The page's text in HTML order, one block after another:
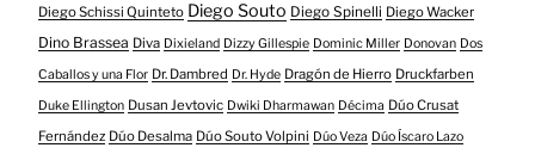
Diego Schissi Quinteto Diego Souto Diego Spinelli Diego Wacker
Dino Brassea Diva Dixieland Dizzy Gillespie Dominic Miller Donovan Dos
Caballos y una Flor Dr. Dambred Dr. Hyde Dragón de Hierro Druckfarben
Duke Ellington Dusan Jevtovic Dwiki Dharmawan Décima Dúo Crusat
Fernández Dúo Desalma Dúo Souto Volpini Dúo Veza Dúo Íscaro Lazo